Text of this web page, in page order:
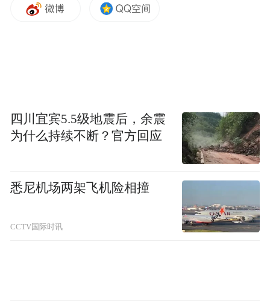
特朗普还批评了英国、意大利等国家，原因
与批评西班牙基本一致，这两国都不愿意在
特朗普称，盟友们“对我们不好”，“在我问之
前，他们就说他们不会去，而我们已经在北
约投入了数万亿美元。”但他同时重申，他既
四川宜宾5.5级地震后，余震
为什么持续不断？官方回应
悉尼机场两架飞机险相撞
CCTV国际时讯